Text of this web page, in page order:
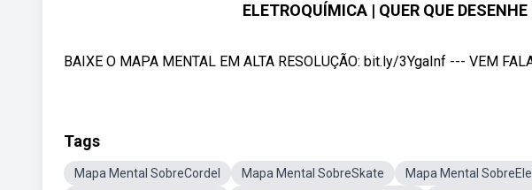
ELETROQUÍMICA | QUER QUE
BAIXE O MAPA MENTAL EM ALTA RESOLUÇÃO: bit.ly/3YgaInf --- VEM
Tags
Mapa Mental SobreCordel Mapa Mental SobreSkate Mapa Mental